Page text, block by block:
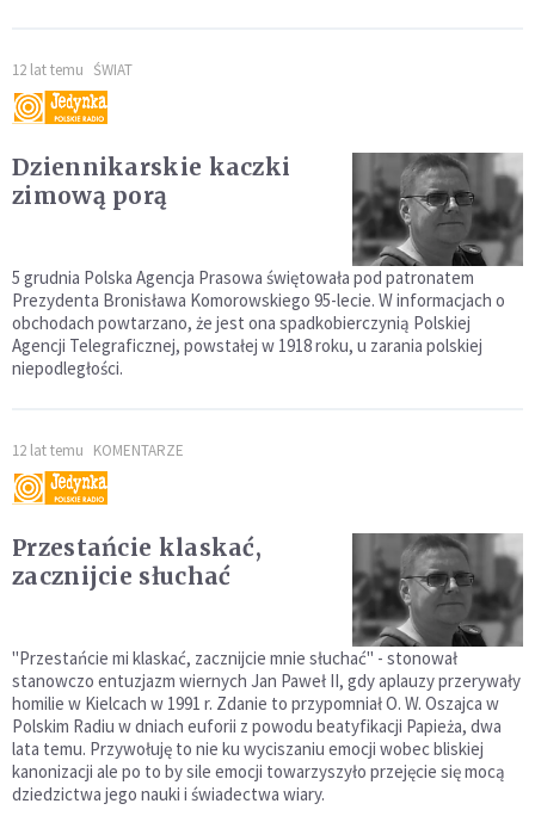
12 lat temu ŚWIAT
Dziennikarskie kaczki
zimową porą
5 grudnia Polska Agencja Prasowa świętowała pod patronatem
Prezydenta Bronisława Komorowskiego 95-lecie. W informacjach o
obchodach powtarzano, że jest ona spadkobierczynią Polskiej
Agencji Telegraficznej, powstałej w 1918 roku, u zarania polskiej
niepodległości.
12 lat temu KOMENTARZE
Przestańcie klaskać,
zacznijcie słuchać
"Przestańcie mi klaskać, zacznijcie mnie słuchać" - stonował
stanowczo entuzjazm wiernych Jan Paweł II, gdy aplauzy przerywały
homilie w Kielcach w 1991 r. Zdanie to przypomniał O. W. Oszajca w
Polskim Radiu w dniach euforii z powodu beatyfikacji Papieża, dwa
lata temu. Przywołuję to nie ku wyciszaniu emocji wobec bliskiej
kanonizacji ale po to by sile emocji towarzyszyło przejęcie się mocą
dziedzictwa jego nauki i świadectwa wiary.